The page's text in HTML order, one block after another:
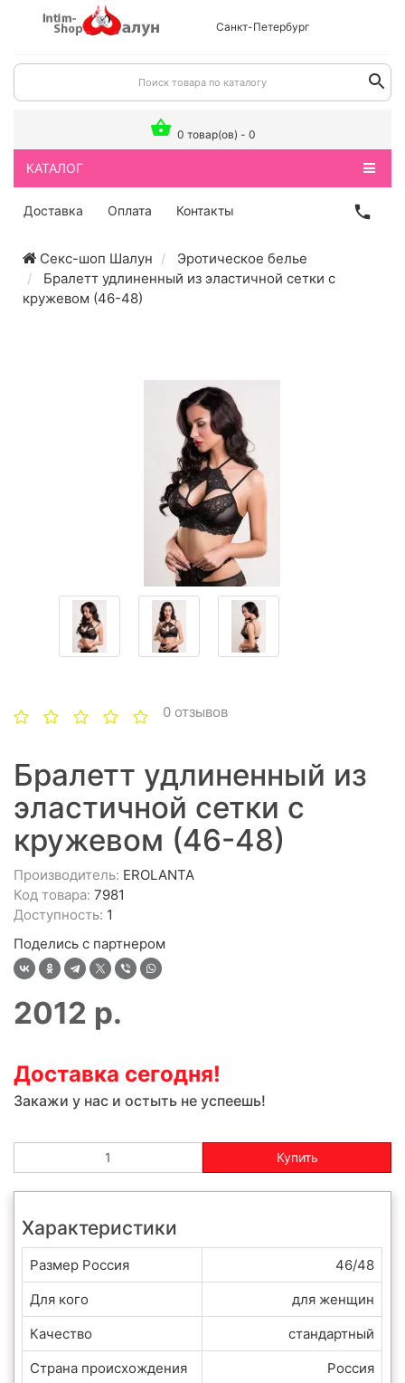
Санкт-Петербург
0 товар(ов) - 0
КАТАЛОГ
Доставка Оплата Контакты
Секс-шоп Шалун
Эротическое белье
Бралетт удлиненный из эластичной сетки с
кружевом (46-48)
0 отзывов
Бралетт удлиненный из
эластичной сетки с
кружевом (46-48)
Производитель: EROLANTA
Код товара: 7981
Доступность: 1
Поделись с партнером
2012 р.
Доставка сегодня!
Закажи у нас и остыть не успеешь!
Купить
Характеристики
Размер Россия
46/48
Для кого
для женщин
Качество
стандартный
Страна происхождения
Россия